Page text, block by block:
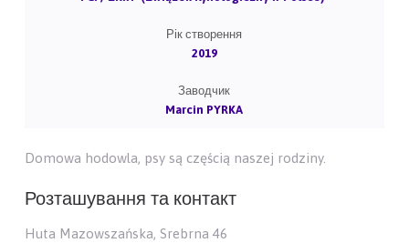
Рік створення
2019
Заводчик
Marcin PYRKA
Domowa hodowla, psy są częścią naszej rodziny.
Розташування та контакт
Huta Mazowszańska, Srebrna 46